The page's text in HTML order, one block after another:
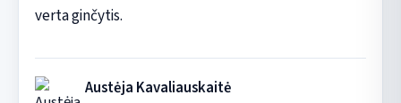
verta ginčytis.
Austėja Kavaliauskaitė